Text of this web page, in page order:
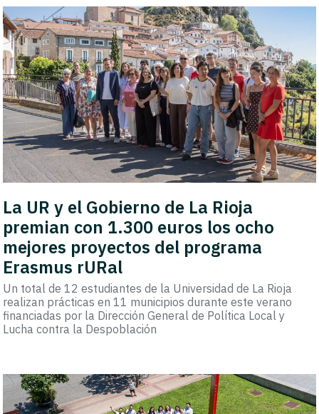
La UR y el Gobierno de La Rioja
premian con 1.300 euros los ocho
mejores proyectos del programa
Erasmus rURal
Un total de 12 estudiantes de la Universidad de La Rioja
realizan prácticas en 11 municipios durante este verano
financiadas por la Dirección General de Política Local y
Lucha contra la Despoblación